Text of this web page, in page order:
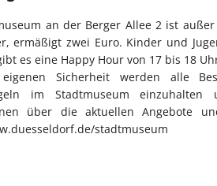
an der Berger Allee 2 ist
ermäßigt zwei Euro. Kinder und
es eine Happy Hour von 17 bis 18
Sicherheit werden alle
im Stadtmuseum
über die aktuellen Angebote
stadtmuseum